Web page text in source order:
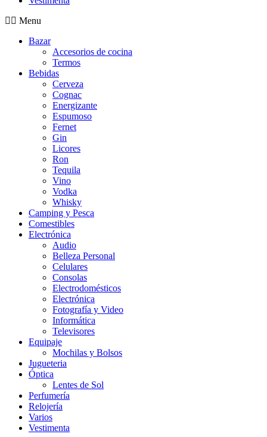
Menu
Bazar
Accesorios de cocina
Termos
Bebidas
Cerveza
Cognac
Energizante
Espumoso
Fernet
Gin
Licores
Ron
Tequila
Vino
Vodka
Whisky
Camping y Pesca
Comestibles
Electrónica
Audio
Belleza Personal
Celulares
Consolas
Electrodomésticos
Electrónica
Fotografía y Video
Informática
Televisores
Equipaje
Mochilas y Bolsos
Jugueteria
Óptica
Lentes de Sol
Perfumería
Relojería
Varios
Vestimenta